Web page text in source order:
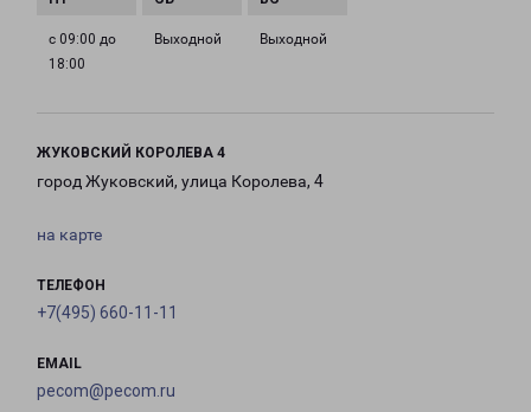
с 09:00 до
18:00
Выходной Выходной
ЖУКОВСКИЙ КОРОЛЕВА 4
город Жуковский, улица Королева, 4
на карте
ТЕЛЕФОН
+7(495) 660-11-11
EMAIL
pecom@pecom.ru